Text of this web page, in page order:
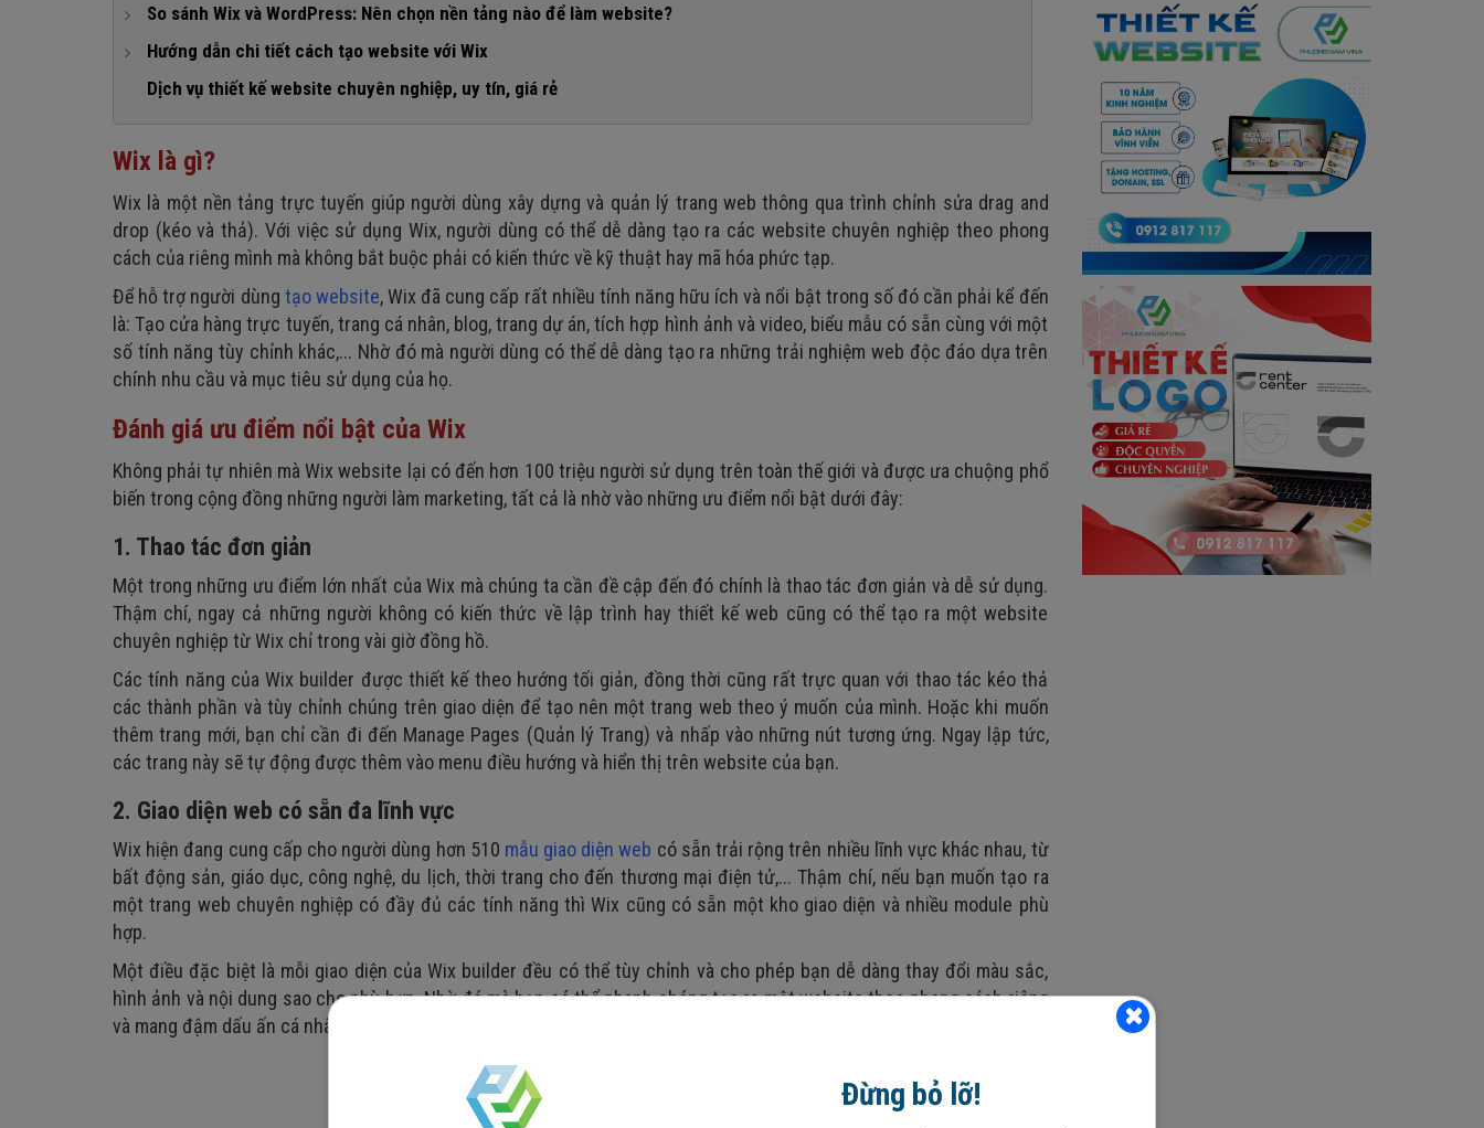
2. Giao diện web có sẵn đa lĩnh vực
3. Được hỗ trợ tối đa về công cụ
4. Tích hợp nhiều tính năng thương mại điện tử
6. Hệ thống gợi ý thông minh từ Wix
1. Có nhiều hạn chế ở gói miễn phí
2. Giá thành gói trả phí khá cao
3. Ít ứng dụng hỗ trợ
So sánh Wix và WordPress: Nên chọn nền tảng nào để làm website?
1. Chi phí
2. Mức độ dễ sử dụng
3. Thiết kế và bố cục
4. Tốc độ tải trang
5. Tính bảo mật
6. Ứng dụng và plugin
7. E-commerce (thương mại điện tử)
8. Di chuyển dữ liệu
Hướng dẫn chi tiết cách tạo website với Wix
Bước 1: Đăng ký tài khoản Wix
Bước 2: Tiến hành tạo website với Wix
Bước 3: Thiết kế và chỉnh sửa nội dung, hình ảnh
Bước 4: Thêm chức năng mới
Bước 5: Xuất bản trang web
Dịch vụ thiết kế website chuyên nghiệp, uy tín, giá rẻ
Wix là gì?
Wix là một nền tảng trực tuyến giúp người dùng xây dựng và quản lý trang web thông qua trình chỉnh sửa drag and
drop (kéo và thả). Với việc sử dụng Wix, người dùng có thể dễ dàng tạo ra các website chuyên nghiệp theo phong
cách của riêng mình mà không bắt buộc phải có kiến thức về kỹ thuật hay mã hóa phức tạp.
Để hỗ trợ người dùng tạo website, Wix đã cung cấp rất nhiều tính năng hữu ích và nổi bật trong số đó cần phải kể đến
là: Tạo cửa hàng trực tuyến, trang cá nhân, blog, trang dự án, tích hợp hình ảnh và video, biểu mẫu có sẵn cùng với một
số tính năng tùy chỉnh khác,... Nhờ đó mà người dùng có thể dễ dàng tạo ra những trải nghiệm web độc đáo dựa trên
chính nhu cầu và mục tiêu sử dụng của họ.
Đánh giá ưu điểm nổi bật của Wix
Không phải tự nhiên mà Wix website lại có đến hơn 100 triệu người sử dụng trên toàn thế giới và được ưa chuộng phổ
biến trong cộng đồng những người làm marketing, tất cả là nhờ vào những ưu điểm nổi bật dưới đây:
1. Thao tác đơn giản
Một trong những ưu điểm lớn nhất của Wix mà chúng ta cần đề cập đến đó chính là thao tác đơn giản và dễ sử dụng.
Thậm chí, ngay cả những người không có kiến thức về lập trình hay thiết kế web cũng có thể tạo ra một website
chuyên nghiệp từ Wix chỉ trong vài giờ đồng hồ.
Các tính năng của Wix builder được thiết kế theo hướng tối giản, đồng thời cũng rất trực quan với thao tác kéo thả
các thành phần và tùy chỉnh chúng trên giao diện để tạo nên một trang web theo ý muốn của mình. Hoặc khi muốn
thêm trang mới, bạn chỉ cần đi đến Manage Pages (Quản lý Trang) và nhấp vào những nút tương ứng. Ngay lập tức,
các trang này sẽ tự động được thêm vào menu điều hướng và hiển thị trên website của bạn.
2. Giao diện web có sẵn đa lĩnh vực
Wix hiện đang cung cấp cho người dùng hơn 510 mẫu giao diện web có sẵn trải rộng trên nhiều lĩnh vực khác nhau, từ
bất động sản, giáo dục, công nghệ, du lịch, thời trang cho đến thương mại điện tử,... Thậm chí, nếu bạn muốn tạo ra
một trang web chuyên nghiệp có đầy đủ các tính năng thì Wix cũng có sẵn một kho giao diện và nhiều module phù
hợp.
Một điều đặc biệt là mỗi giao diện của Wix builder đều có thể tùy chỉnh và cho phép bạn dễ dàng thay đổi màu sắc,
hình ảnh và nội dung sao cho phù hợp. Nhờ đó mà bạn có thể nhanh chóng tạo ra một website theo phong cách riêng
và mang đậm dấu ấn cá nhân của mình.
Đừng bỏ lỡ!